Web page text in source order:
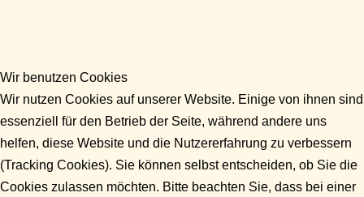
Wir benutzen Cookies
Wir nutzen Cookies auf unserer Website. Einige von ihnen sind
essenziell für den Betrieb der Seite, während andere uns
helfen, diese Website und die Nutzererfahrung zu verbessern
(Tracking Cookies). Sie können selbst entscheiden, ob Sie die
Cookies zulassen möchten. Bitte beachten Sie, dass bei einer